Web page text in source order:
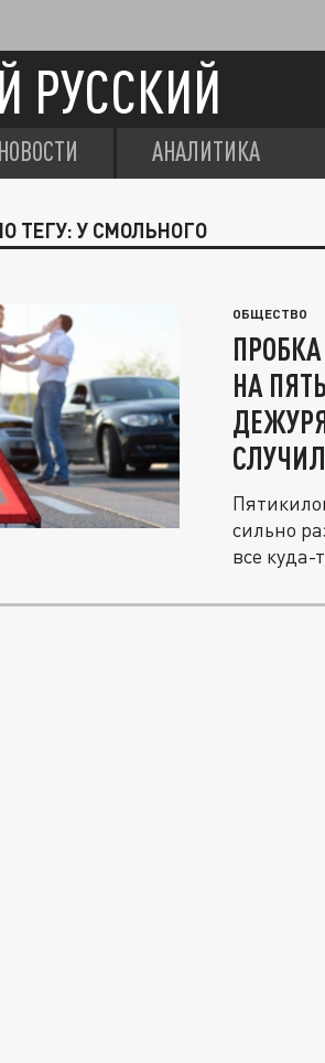
РУССКИЙ
НОВОСТИ АНАЛИТИКА
ТЕГУ: У СМОЛЬНОГО
ОБЩЕСТВО
НА
сильно
все куда-